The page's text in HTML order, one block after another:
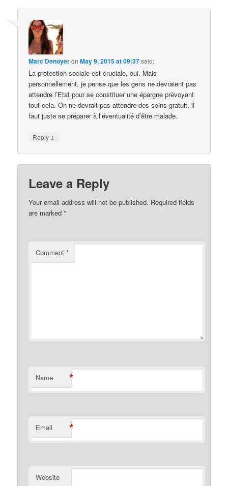
Marc DenoyeronMay 9, 2015 at 09:37said:
La protection sociale est cruciale, oui. Mais
personnellement, je pense que les gens ne devraient pas
attendre l’Etat pour se constituer une épargne prévoyant
tout cela. On ne devrait pas attendre des soins gratuit, il
faut juste se préparer à l’éventualité d’être malade.
Reply ↓
Leave a Reply
Your email address will not be published. Required fields
are marked*
Comment*
Name *
Email *
Website